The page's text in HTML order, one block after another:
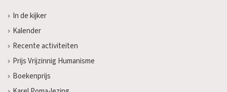
In de kijker
Kalender
Recente activiteiten
Prijs Vrijzinnig Humanisme
Boekenprijs